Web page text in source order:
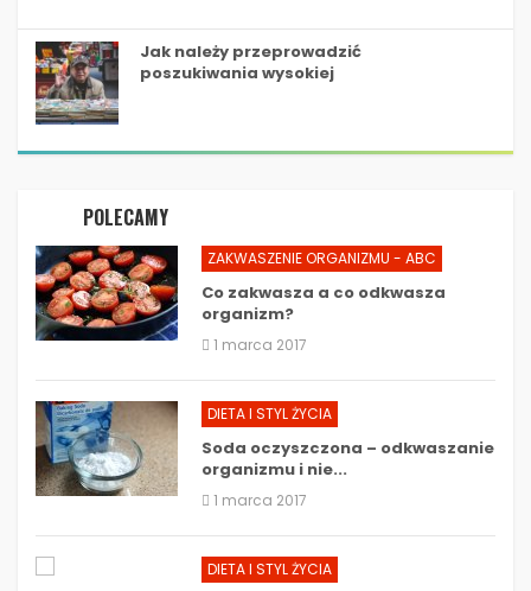
Jak należy przeprowadzić
poszukiwania wysokiej
POLECAMY
ZAKWASZENIE ORGANIZMU - ABC
Co zakwasza a co odkwasza
organizm?
1 marca 2017
DIETA I STYL ŻYCIA
Soda oczyszczona – odkwaszanie
organizmu i nie...
1 marca 2017
DIETA I STYL ŻYCIA